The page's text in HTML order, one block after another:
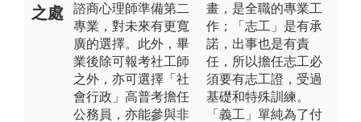
之處
諮商心理師準備第二
專業，對未來有更寬
廣的選擇。此外，畢
業後除可報考社工師
之外，亦可選擇「社
會行政」高普考擔任
公務員，亦能參與非
畫，是全職的專業工
作；「志工」是有承
諾，出事也是有責
任，所以擔任志工必
須要有志工證，受過
基礎和特殊訓練。
「義工」單純為了付